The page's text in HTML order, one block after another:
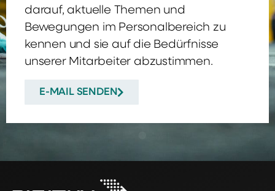
darauf, aktuelle Themen und
Bewegungen im Personalbereich zu
kennen und sie auf die Bedürfnisse
unserer Mitarbeiter abzustimmen.
E-MAIL SENDEN